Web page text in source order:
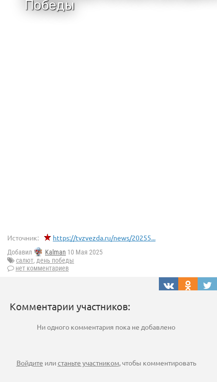
Источник: https://tvzvezda.ru/news/20255...
Добавил Kalman 10 Мая 2025
салют, день победы
нет комментариев
Комментарии участников:
Ни одного комментария пока не добавлено
Войдите илистаньте участником, чтобы комментировать